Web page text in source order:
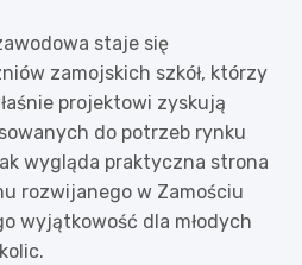
staje się
zamojskich szkół, którzy
projektowi zyskują
do potrzeb rynku
wygląda praktyczna strona
rozwijanego w Zamościu
wyjątkowość dla młodych